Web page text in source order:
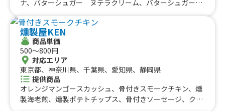
てカレー、鶏ハム丼テリヤキソース、鶏ハム丼ねぎ塩、鶏
ハム丼ハーブソース、とりマヨ丼、鶏皮どて煮、鶏皮どて
丼、鶏ハムサンド(てりたま)、鶏ハムサンド(ねぎ塩)、鶏
ハムサンド(ハーブソース)、鶏ハム（単品）、チキンナゲ
ット 5個、冷やし中華、金時風かき氷、かき氷
ナ、バターシュガー ヌテラクリーム、バターシュガー
ー チョコ、バターシュガークレープ、かき氷、もちもち
ニョッキフライ、厚切りベーコンステーキ串、ばななじゅ
ーす抹茶、700円ばななじゅーすエスプレッソ、ばななじ
ゅーす600円、エスプレッソバナナジュース、ハワイアン
ソーダ、豚キムチサンド、アサイー、たまごサンド600
円、ベーコンチーズ500円、牛串、ホットチョコ、日替わ
りスープ、キャラメルソース入りチュロス、ベーコンチー
ズ、クリームソーダ、自家製レモネード、かき氷、チーズ
燻製屋KEN
商品単価
500〜800円
対応エリア
東京都、神奈川県、千葉県、愛知県、静岡県
提供商品
オレンジマンゴースカッシュ、骨付きスモークチキン、燻
製海老煎、燻製ポテトチップス、骨付きソーセージ、クラ